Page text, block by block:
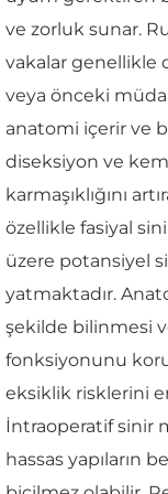
ve zorluk sunar.
vakalar genellikle
veya önceki
anatomi içerir ve
diseksiyon ve
karmaşıklığını
özellikle fasiyal
üzere potansiyel
yatmaktadır.
şekilde bilinmesi
fonksiyonunu
eksiklik risklerini
İntraoperatif sinir
hassas yapıların